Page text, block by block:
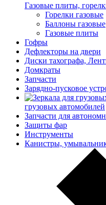
Газовые плиты,
Горелки газовые
Баллоны газовые
Газовые плиты
Гофры
Дефлекторы на двери
Диски тахографа,
Домкраты
Запчасти
Зарядно-пусковое
грузовых автомобилей
Запчасти для
Защиты фар
Инструменты
Канистры,